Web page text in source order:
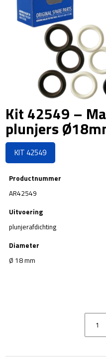
Kit 42549 –
plunjers
KIT 42549
Productnummer
AR42549
Uitvoering
plunjerafdichting
Diameter
Ø 18 mm
42549
-